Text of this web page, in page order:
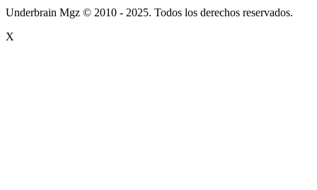
Underbrain Mgz © 2010 - 2025. Todos los derechos reservados.
X